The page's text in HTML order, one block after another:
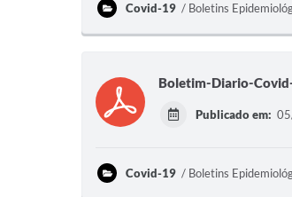
Covid-19 Boletins
Boletim-Diario-
Publicado em:
Covid-19 Boletins